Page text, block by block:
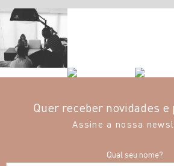
Quer receber novidades e
Assine a nossa
Qual seu nome?